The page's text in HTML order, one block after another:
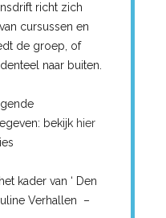
richt zich
cursussen en
de groep, of
naar buiten.
bekijk hier
kader van ‘ Den
Verhallen –